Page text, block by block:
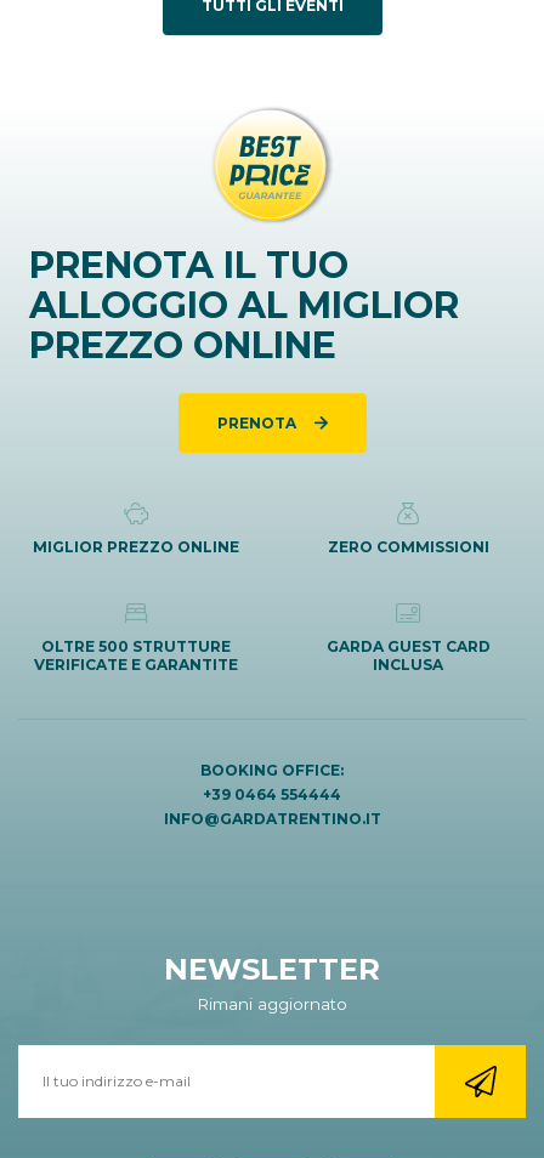
TUTTI GLI EVENTI
PRENOTA IL TUO
ALLOGGIO AL MIGLIOR
PREZZO ONLINE
PRENOTA
MIGLIOR PREZZO ONLINE ZERO COMMISSIONI
OLTRE 500 STRUTTURE
VERIFICATE E GARANTITE
GARDA GUEST CARD
INCLUSA
BOOKING OFFICE:
+39 0464 554444
INFO@GARDATRENTINO.IT
NEWSLETTER
Rimani aggiornato